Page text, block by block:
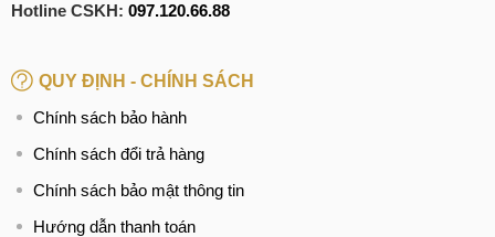
Hotline CSKH: 097.120.66.88
QUY ĐỊNH - CHÍNH SÁCH
Chính sách bảo hành
Chính sách đổi trả hàng
Chính sách bảo mật thông tin
Hướng dẫn thanh toán